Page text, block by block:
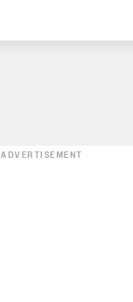
ADVERTISEMENT